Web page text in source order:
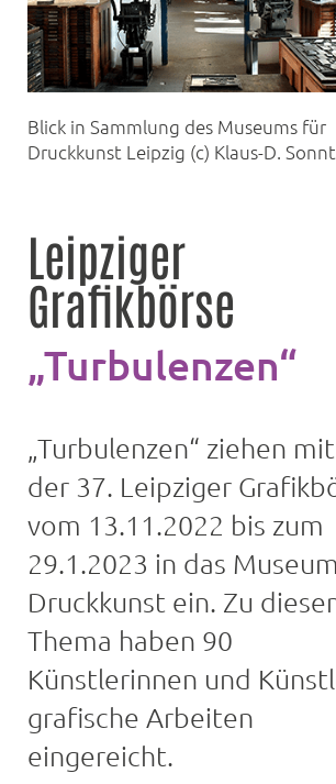
Blick in Sammlung des Museums für
Druckkunst Leipzig (c) Klaus-D.
Leipziger
Grafikbörse
„Turbulenzen“
„Turbulenzen“ ziehen mit
der 37. Leipziger
vom 13.11.2022 bis zum
29.1.2023 in das
Druckkunst ein. Zu
Thema haben 90
Künstlerinnen und
grafische Arbeiten
eingereicht.